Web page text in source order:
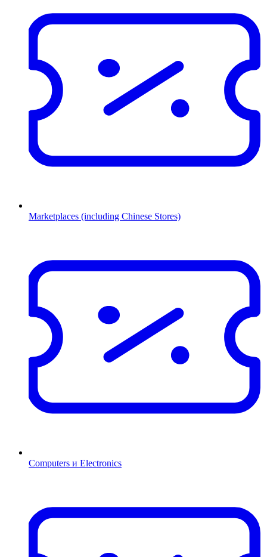
Marketplaces (including Chinese Stores)
Computers и Electronics